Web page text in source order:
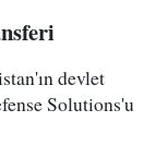
devlet
Solutions'u